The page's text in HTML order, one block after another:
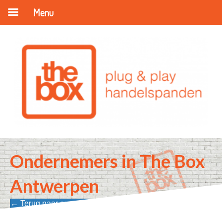
Ondernemers in The Box
Antwerpen
← Terug naar onze ondernemers
Menu